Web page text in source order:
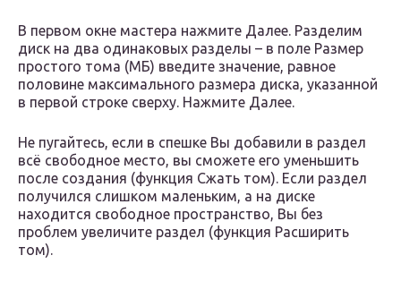
В первом окне мастера нажмите Далее. Разделим
диск на два одинаковых разделы – в поле Размер
простого тома (МБ) введите значение, равное
половине максимального размера диска, указанной
в первой строке сверху. Нажмите Далее.
Не пугайтесь, если в спешке Вы добавили в раздел
всё свободное место, вы сможете его уменьшить
после создания (функция Сжать том). Если раздел
получился слишком маленьким, а на диске
находится свободное пространство, Вы без
проблем увеличите раздел (функция Расширить
том).